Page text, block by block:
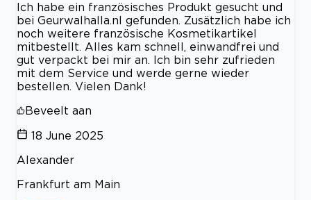
Ich habe ein französisches Produkt gesucht und
bei Geurwalhalla.nl gefunden. Zusätzlich habe ich
noch weitere französische Kosmetikartikel
mitbestellt. Alles kam schnell, einwandfrei und
gut verpackt bei mir an. Ich bin sehr zufrieden
mit dem Service und werde gerne wieder
bestellen. Vielen Dank!
Beveelt aan
18 June 2025
Alexander
Frankfurt am Main